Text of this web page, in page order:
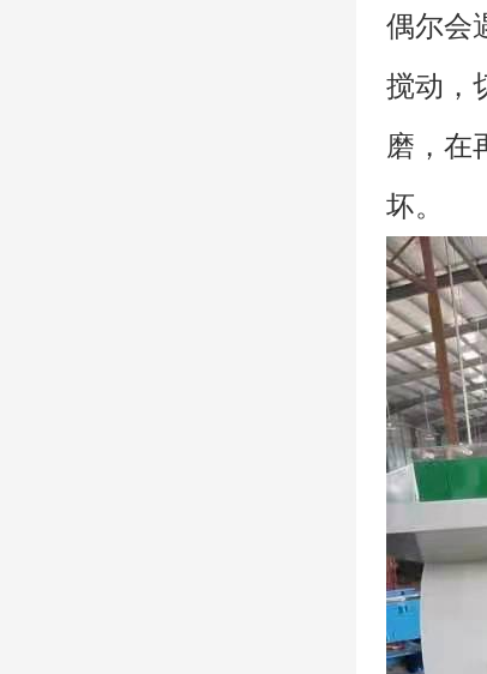
偶尔会
搅动，
磨，在
坏。